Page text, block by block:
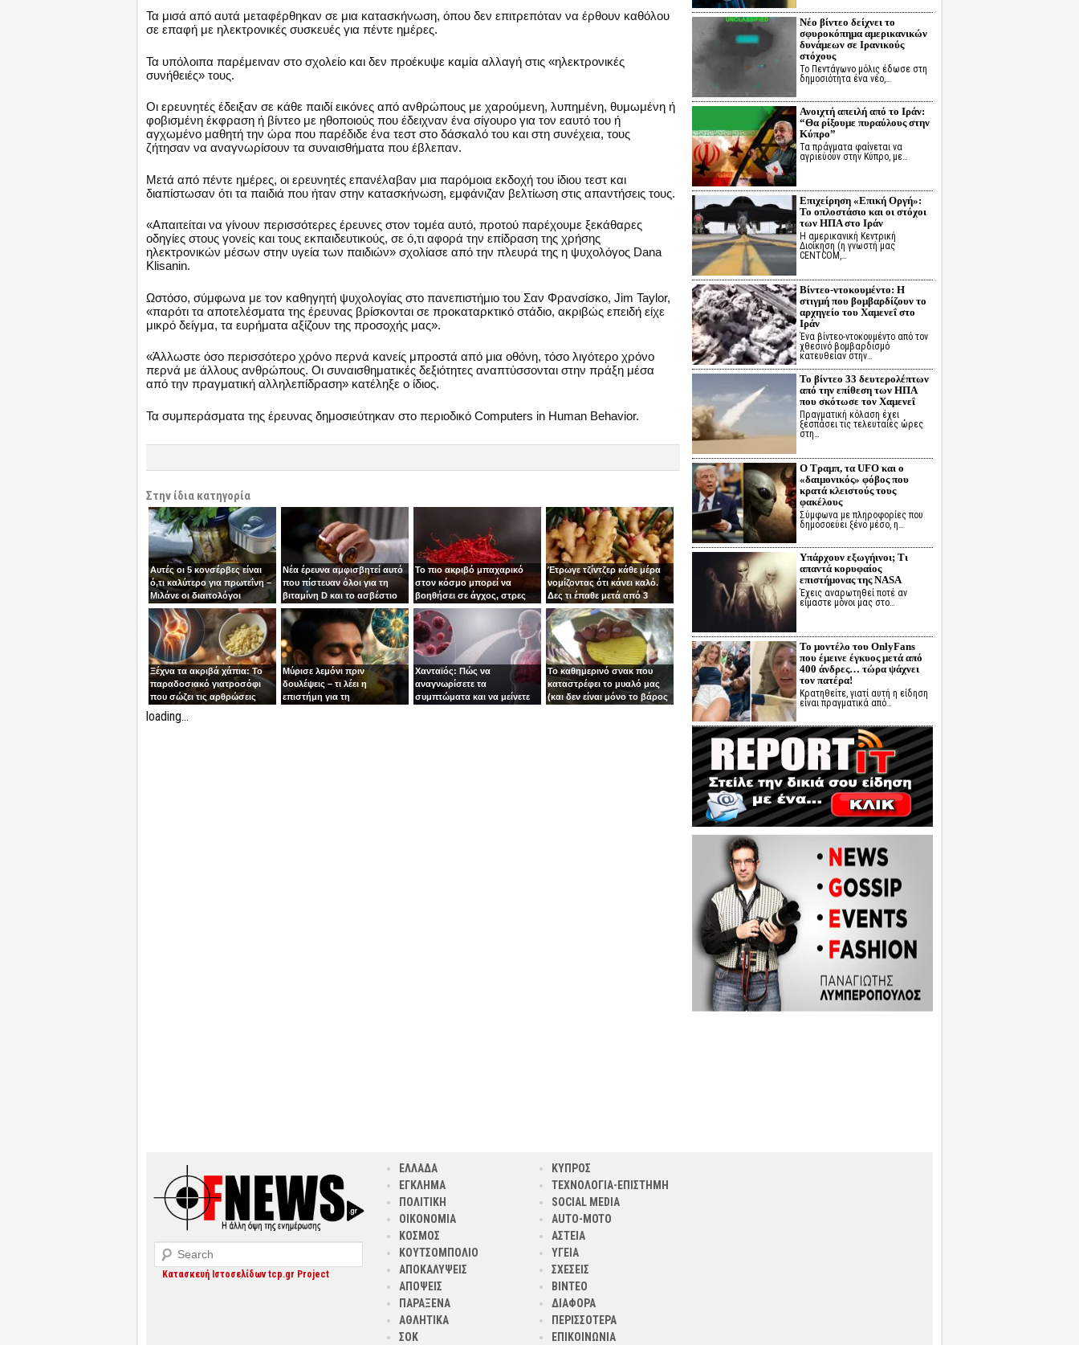
Τα μισά από αυτά μεταφέρθηκαν σε μια κατασκήνωση, όπου δεν επιτρεπόταν να έρθουν καθόλου
σε επαφή με ηλεκτρονικές συσκευές για πέντε ημέρες.
Τα υπόλοιπα παρέμειναν στο σχολείο και δεν προέκυψε καμία αλλαγή στις «ηλεκτρονικές
συνήθειές» τους.
Οι ερευνητές έδειξαν σε κάθε παιδί εικόνες από ανθρώπους με χαρούμενη, λυπημένη, θυμωμένη ή
φοβισμένη έκφραση ή βίντεο με ηθοποιούς που έδειχναν ένα σίγουρο για τον εαυτό του ή
αγχωμένο μαθητή την ώρα που παρέδιδε ένα τεστ στο δάσκαλό του και στη συνέχεια, τους
ζήτησαν να αναγνωρίσουν τα συναισθήματα που έβλεπαν.
Μετά από πέντε ημέρες, οι ερευνητές επανέλαβαν μια παρόμοια εκδοχή του ίδιου τεστ και
διαπίστωσαν ότι τα παιδιά που ήταν στην κατασκήνωση, εμφάνιζαν βελτίωση στις απαντήσεις τους.
«Απαιτείται να γίνουν περισσότερες έρευνες στον τομέα αυτό, προτού παρέχουμε ξεκάθαρες
οδηγίες στους γονείς και τους εκπαιδευτικούς, σε ό,τι αφορά την επίδραση της χρήσης
ηλεκτρονικών μέσων στην υγεία των παιδιών» σχολίασε από την πλευρά της η ψυχολόγος Dana
Klisanin.
Ωστόσο, σύμφωνα με τον καθηγητή ψυχολογίας στο πανεπιστήμιο του Σαν Φρανσίσκο, Jim Taylor,
«παρότι τα αποτελέσματα της έρευνας βρίσκονται σε προκαταρκτικό στάδιο, ακριβώς επειδή είχε
μικρό δείγμα, τα ευρήματα αξίζουν της προσοχής μας».
«Άλλωστε όσο περισσότερο χρόνο περνά κανείς μπροστά από μια οθόνη, τόσο λιγότερο χρόνο
περνά με άλλους ανθρώπους. Οι συναισθηματικές δεξιότητες αναπτύσσονται στην πράξη μέσα
από την πραγματική αλληλεπίδραση» κατέληξε ο ίδιος.
Τα συμπεράσματα της έρευνας δημοσιεύτηκαν στο περιοδικό Computers in Human Behavior.
Στην ίδια κατηγορία
Αυτές οι 5 κονσέρβες είναι
ό,τι καλύτερο για πρωτεΐνη –
Μιλάνε οι διαιτολόγοι
Νέα έρευνα αμφισβητεί αυτό
που πίστευαν όλοι για τη
βιταμίνη D και το ασβέστιο
Το πιο ακριβό μπαχαρικό
στον κόσμο μπορεί να
βοηθήσει σε άγχος, στρες
και κατάθλιψη
Έτρωγε τζίντζερ κάθε μέρα
νομίζοντας ότι κάνει καλό.
Δες τι έπαθε μετά από 3
μήνες!
Ξέχνα τα ακριβά χάπια: Το
παραδοσιακό γιατροσόφι
που σώζει τις αρθρώσεις
Μύρισε λεμόνι πριν
δουλέψεις – τι λέει η
επιστήμη για τη
Χανταϊός: Πώς να
αναγνωρίσετε τα
συμπτώματα και να μείνετε
Το καθημερινό σνακ που
καταστρέφει το μυαλό μας
(και δεν είναι μόνο το βάρος
loading...
Νέο βίντεο δείχνει το
σφυροκόπημα αμερικανικών
δυνάμεων σε Ιρανικούς
στόχους
Το Πεντάγωνο μόλις έδωσε στη
δημοσιότητα ένα νέο,…
Ανοιχτή απειλή από το Ιράν:
“Θα ρίξουμε πυραύλους στην
Κύπρο”
Τα πράγματα φαίνεται να
αγριεύουν στην Κύπρο, με…
Επιχείρηση «Επική Οργή»:
Το οπλοστάσιο και οι στόχοι
των ΗΠΑ στο Ιράν
Η αμερικανική Κεντρική
Διοίκηση (η γνωστή μας
CENTCOM,…
Βίντεο-ντοκουμέντο: Η
στιγμή που βομβαρδίζουν το
αρχηγείο του Χαμενεΐ στο
Ιράν
Ένα βίντεο-ντοκουμέντο από τον
χθεσινό βομβαρδισμό
κατευθείαν στην…
Το βίντεο 33 δευτερολέπτων
από την επίθεση των ΗΠΑ
που σκότωσε τον Χαμενεΐ
Πραγματική κόλαση έχει
ξεσπάσει τις τελευταίες ώρες
στη…
Ο Τραμπ, τα UFO και ο
«δαιμονικός» φόβος που
κρατά κλειστούς τους
φακέλους
Σύμφωνα με πληροφορίες που
δημοσοεύει ξένο μέσο, η…
Υπάρχουν εξωγήινοι; Τι
απαντά κορυφαίος
επιστήμονας της NASA
Έχεις αναρωτηθεί ποτέ αν
είμαστε μόνοι μας στο…
Το μοντέλο του OnlyFans
που έμεινε έγκυος μετά από
400 άνδρες… τώρα ψάχνει
τον πατέρα!
Κρατηθείτε, γιατί αυτή η είδηση
είναι πραγματικά από…
Search
Κατασκευή Ιστοσελίδων tcp.gr Project
ΕΛΛΑΔΑ
ΕΓΚΛΗΜΑ
ΠΟΛΙΤΙΚΗ
ΟΙΚΟΝΟΜΙΑ
ΚΟΣΜΟΣ
ΚΟΥΤΣΟΜΠΟΛΙΟ
ΑΠΟΚΑΛΥΨΕΙΣ
ΑΠΟΨΕΙΣ
ΠΑΡΑΞΕΝΑ
ΑΘΛΗΤΙΚΑ
ΣΟΚ
ΚΥΠΡΟΣ
ΤΕΧΝΟΛΟΓΙΑ-ΕΠΙΣΤΗΜΗ
SOCIAL MEDIA
AUTO-MOTO
ΑΣΤΕΙΑ
ΥΓΕΙΑ
ΣΧΕΣΕΙΣ
ΒΙΝΤΕΟ
ΔΙΑΦΟΡΑ
ΠΕΡΙΣΣΟΤΕΡΑ
ΕΠΙΚΟΙΝΩΝΙΑ